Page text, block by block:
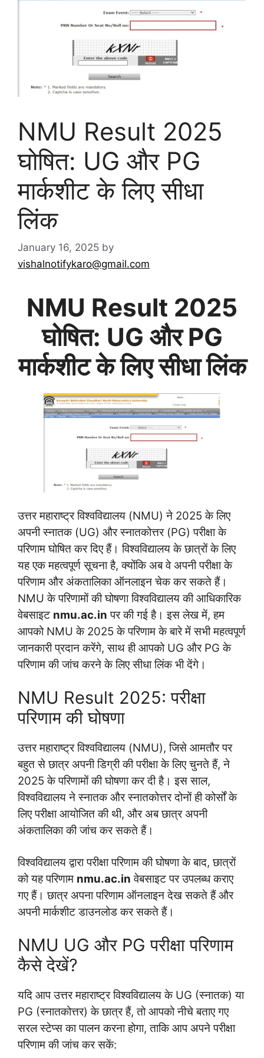
NMU Result 2025
घोषित: UG और PG
मार्कशीट के लिए सीधा
लिंक
January 16, 2025 by
vishalnotifykaro@gmail.com
NMU Result 2025
घोषित: UG और PG
मार्कशीट के लिए सीधा लिंक
उत्तर महाराष्ट्र विश्वविद्यालय (NMU) ने 2025 के लिए
अपनी स्नातक (UG) और स्नातकोत्तर (PG) परीक्षा के
परिणाम घोषित कर दिए हैं। विश्वविद्यालय के छात्रों के लिए
यह एक महत्वपूर्ण सूचना है, क्योंकि अब वे अपनी परीक्षा के
परिणाम और अंकतालिका ऑनलाइन चेक कर सकते हैं।
NMU के परिणामों की घोषणा विश्वविद्यालय की आधिकारिक
वेबसाइट nmu.ac.in पर की गई है। इस लेख में, हम
आपको NMU के 2025 के परिणाम के बारे में सभी महत्वपूर्ण
जानकारी प्रदान करेंगे, साथ ही आपको UG और PG के
परिणाम की जांच करने के लिए सीधा लिंक भी देंगे।
NMU Result 2025: परीक्षा
परिणाम की घोषणा
उत्तर महाराष्ट्र विश्वविद्यालय (NMU), जिसे आमतौर पर
बहुत से छात्र अपनी डिग्री की परीक्षा के लिए चुनते हैं, ने
2025 के परिणामों की घोषणा कर दी है। इस साल,
विश्वविद्यालय ने स्नातक और स्नातकोत्तर दोनों ही कोर्सों के
लिए परीक्षा आयोजित की थी, और अब छात्र अपनी
अंकतालिका की जांच कर सकते हैं।
विश्वविद्यालय द्वारा परीक्षा परिणाम की घोषणा के बाद, छात्रों
को यह परिणाम nmu.ac.in वेबसाइट पर उपलब्ध कराए
गए हैं। छात्र अपना परिणाम ऑनलाइन देख सकते हैं और
अपनी मार्कशीट डाउनलोड कर सकते हैं।
NMU UG और PG परीक्षा परिणाम
कैसे देखें?
यदि आप उत्तर महाराष्ट्र विश्वविद्यालय के UG (स्नातक) या
PG (स्नातकोत्तर) के छात्र हैं, तो आपको नीचे बताए गए
सरल स्टेप्स का पालन करना होगा, ताकि आप अपने परीक्षा
परिणाम की जांच कर सकें: